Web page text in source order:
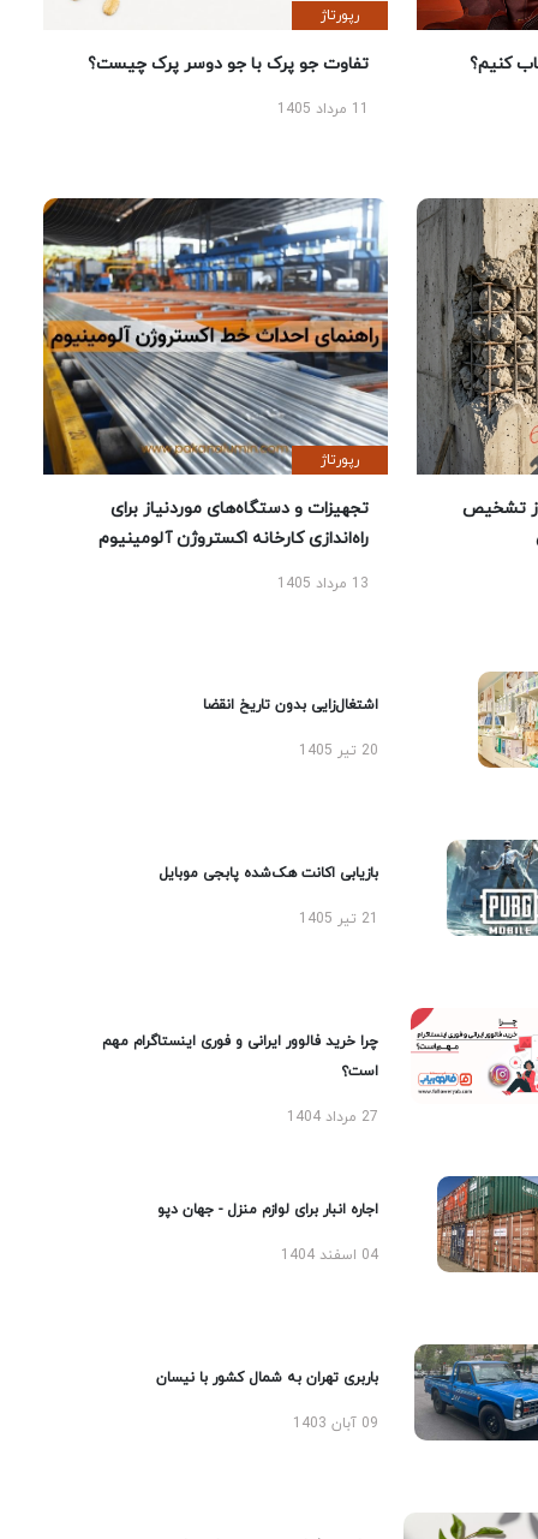
کنیم؟
رپورتاژ
تفاوت جو پرک با جو دوسر پرک چیست؟
تشخیص
رپورتاژ
تجهیزات و دستگاه‌های موردنیاز برای
راه‌اندازی کارخانه اکستروژن آلومینیوم
13 مرداد 1405
اشتغال‌زایی بدون تاریخ انقضا
20 تیر 1405
بازیابی اکانت هک‌شده پابجی موبایل
چرا خرید فالوور ایرانی و فوری اینستاگرام مهم
است؟
27 مرداد 1404
اجاره انبار برای لوازم منزل - جهان دپو
04 اسفند 1404
باربری تهران به شمال کشور با نیسان
09 آبان 1403